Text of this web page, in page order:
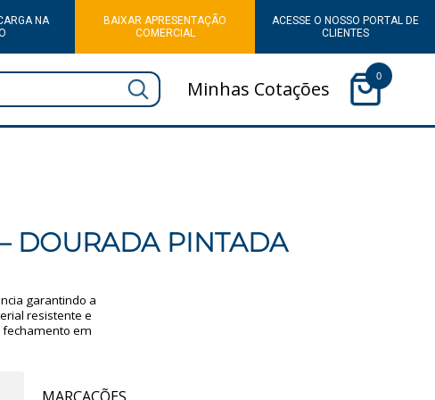
NA
BAIXAR APRESENTAÇÃO
COMERCIAL
ACESSE O NOSSO PORTAL DE
CLIENTES
Minhas Cotações
0
DOURADA PINTADA
garantindo a
resistente e
fechamento em